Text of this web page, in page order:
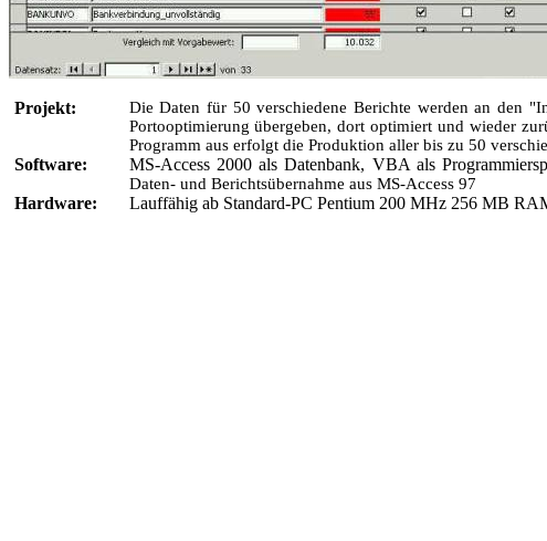
Projekt:
Die Daten für 50 verschiedene Berichte werden an den
Portooptimierung übergeben, dort optimiert und wieder
Programm aus erfolgt die Produktion aller bis zu 50
Software: MS-Access 2000 als Datenbank, VBA als
Daten- und Berichtsübernahme aus MS-Access 97
Hardware: Lauffähig ab Standard-PC Pentium 200 MHz 256 MB